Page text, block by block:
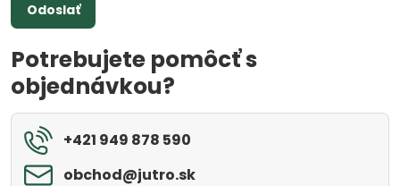
Odoslať
Potrebujete pomôcť s
objednávkou?
+421 949 878 590
obchod​@jutro​.sk